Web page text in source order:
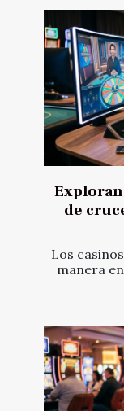
de
Los
manera